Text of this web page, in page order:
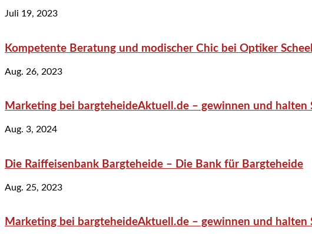
Juli 19, 2023
Kompetente Beratung und modischer Chic bei Optiker
Aug. 26, 2023
Marketing bei bargteheideAktuell.de – gewinnen und halten
Aug. 3, 2024
Die Raiffeisenbank Bargteheide – Die Bank für Bargteheide
Aug. 25, 2023
Marketing bei bargteheideAktuell.de – gewinnen und halten